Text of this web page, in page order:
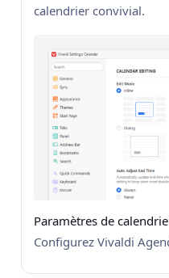
calendrier convivial.
Paramètres de
Configurez Vivaldi